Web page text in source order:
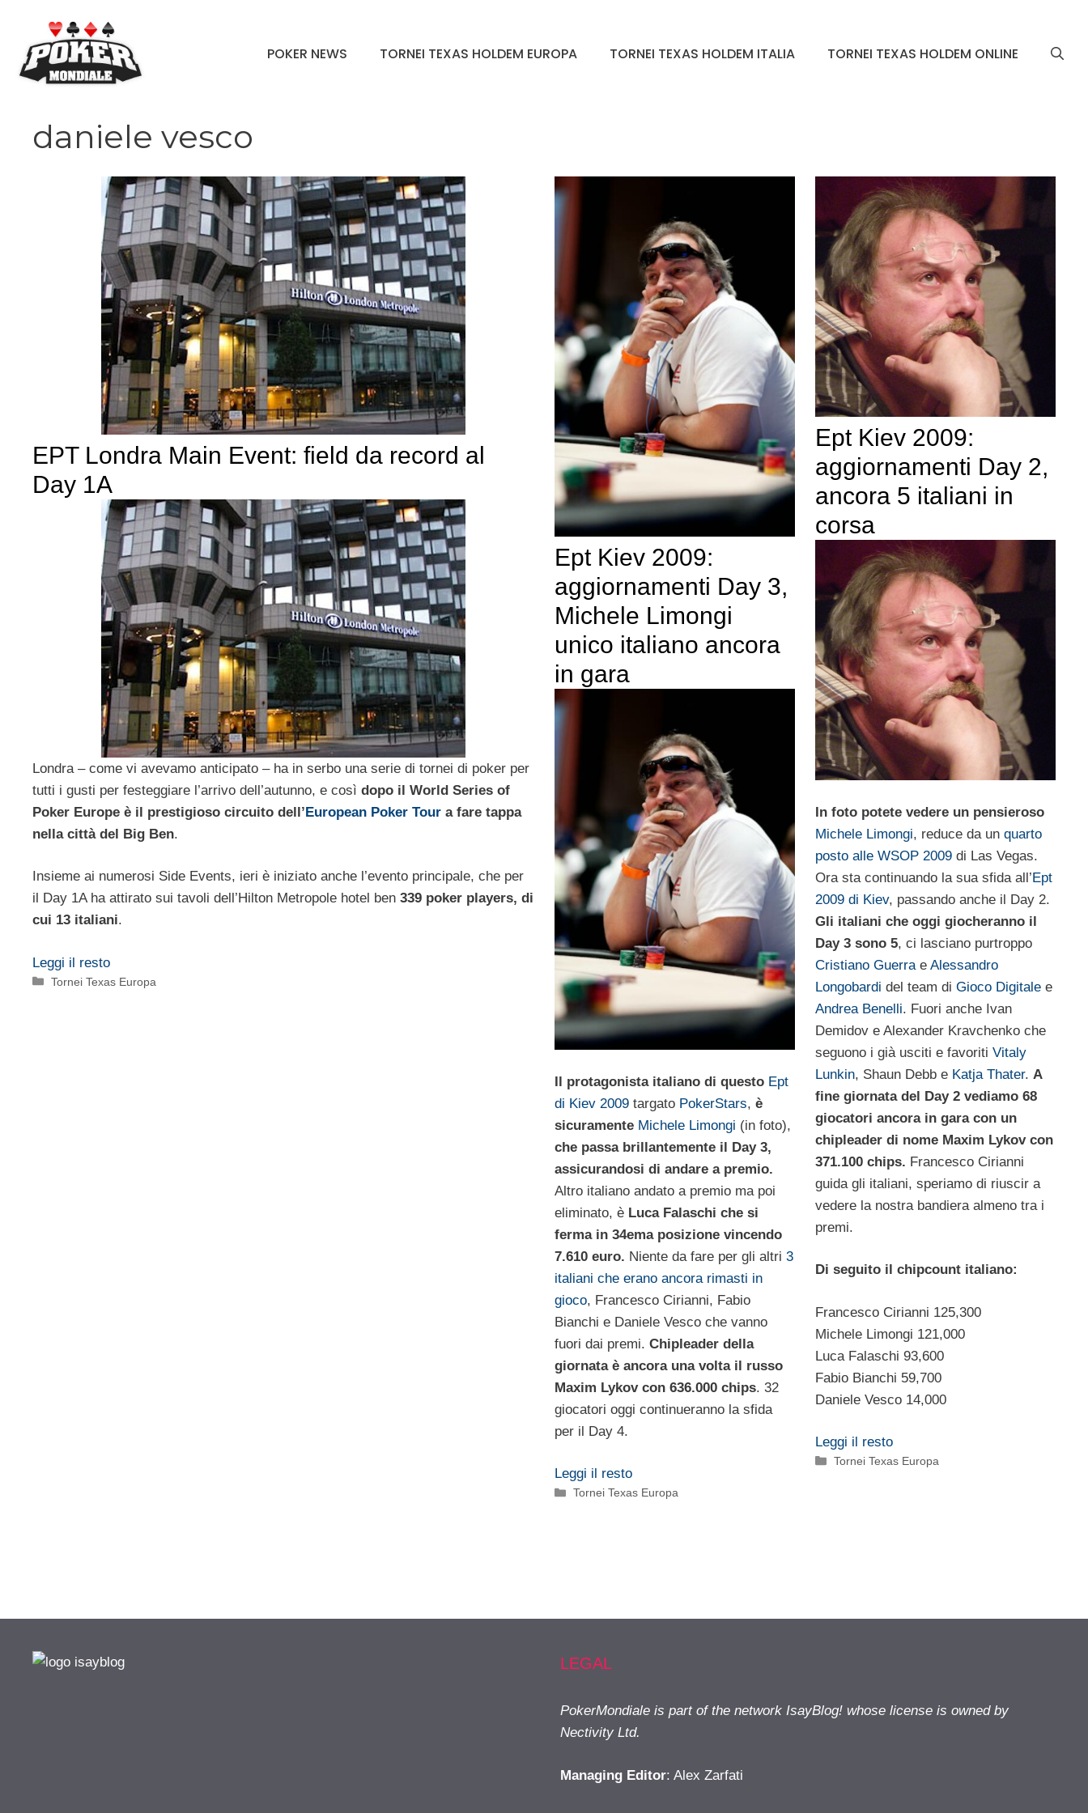
contenuto
POKER NEWS TORNEI TEXAS HOLDEM EUROPA TORNEI TEXAS HOLDEM ITALIA TORNEI TEXAS HOLDEM ONLINE
daniele vesco
EPT Londra Main Event: field da record al
Day 1A
Londra – come vi avevamo anticipato – ha in serbo una serie di tornei di poker per
tutti i gusti per festeggiare l’arrivo dell’autunno, e così dopo il World Series of
Poker Europe è il prestigioso circuito dell’European Poker Tour a fare tappa
nella città del Big Ben.
Insieme ai numerosi Side Events, ieri è iniziato anche l’evento principale, che per
il Day 1A ha attirato sui tavoli dell’Hilton Metropole hotel ben 339 poker players, di
cui 13 italiani.
Leggi il resto
Categorie
Tornei Texas Europa
Ept Kiev 2009:
aggiornamenti Day 3,
Michele Limongi
unico italiano ancora
in gara
Il protagonista italiano di questo Ept
di Kiev 2009targato PokerStars, è
sicuramente Michele Limongi (in foto),
che passa brillantemente il Day 3,
assicurandosi di andare a premio.
Altro italiano andato a premio ma poi
eliminato, è Luca Falaschi che si
ferma in 34ema posizione vincendo
7.610 euro. Niente da fare per gli altri 3
italiani che erano ancora rimasti in
gioco, Francesco Cirianni, Fabio
Bianchi e Daniele Vesco che vanno
fuori dai premi. Chipleader della
giornata è ancora una volta il russo
Maxim Lykov con 636.000 chips. 32
giocatori oggi continueranno la sfida
per il Day 4.
Leggi il resto
Categorie
Tornei Texas Europa
Ept Kiev 2009:
aggiornamenti Day 2,
ancora 5 italiani in
corsa
In foto potete vedere un pensieroso
Michele Limongi, reduce da un quarto
posto alle WSOP 2009di Las Vegas.
Ora sta continuando la sua sfida all’Ept
2009 di Kiev, passando anche il Day 2.
Gli italiani che oggi giocheranno il
Day 3 sono 5, ci lasciano purtroppo
Cristiano Guerrae Alessandro
Longobardi del team di Gioco Digitalee
Andrea Benelli. Fuori anche Ivan
Demidov e Alexander Kravchenko che
seguono i già usciti e favoriti Vitaly
Lunkin, Shaun Debb e Katja Thater. A
fine giornata del Day 2 vediamo 68
giocatori ancora in gara con un
chipleader di nome Maxim Lykov con
371.100 chips. Francesco Cirianni
guida gli italiani, speriamo di riuscir a
vedere la nostra bandiera almeno tra i
premi.
Di seguito il chipcount italiano:
Francesco Cirianni 125,300
Michele Limongi 121,000
Luca Falaschi 93,600
Fabio Bianchi 59,700
Daniele Vesco 14,000
Leggi il resto
Categorie
Tornei Texas Europa
LEGAL
PokerMondiale is part of the network IsayBlog! whose license is owned by
Nectivity Ltd.
Managing Editor: Alex Zarfati